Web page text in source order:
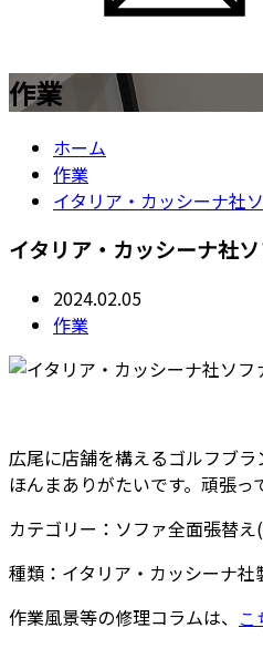
作業
ホーム
作業
イタリア・カッシーナ社
イタリア・カッシーナ社
2024.02.05
作業
広尾に店舗を構えるゴルフブラ
ほんまありがたいです。頑張っ
カテゴリー：ソファ全面張替
種類：イタリア・カッシー
作業風景等の修理コラムは、
こ